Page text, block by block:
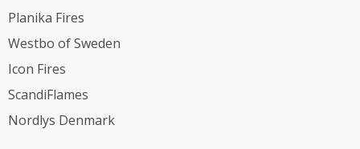
Planika Fires
Westbo of Sweden
Icon Fires
ScandiFlames
Nordlys Denmark